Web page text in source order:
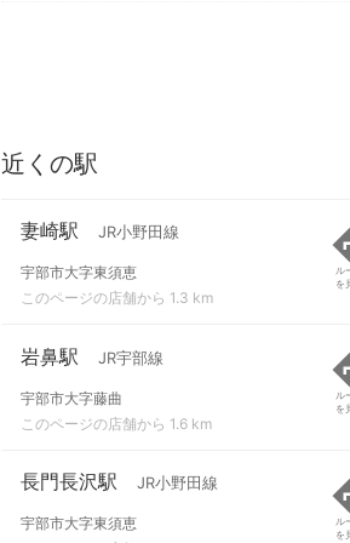
近くの駅
妻崎駅 JR小野田線
宇部市大字東須恵
このページの店舗から 1.3 km
ル
を
岩鼻駅 JR宇部線
宇部市大字藤曲
このページの店舗から 1.6 km
ル
を
長門長沢駅 JR小野田線
宇部市大字東須恵
ル
を